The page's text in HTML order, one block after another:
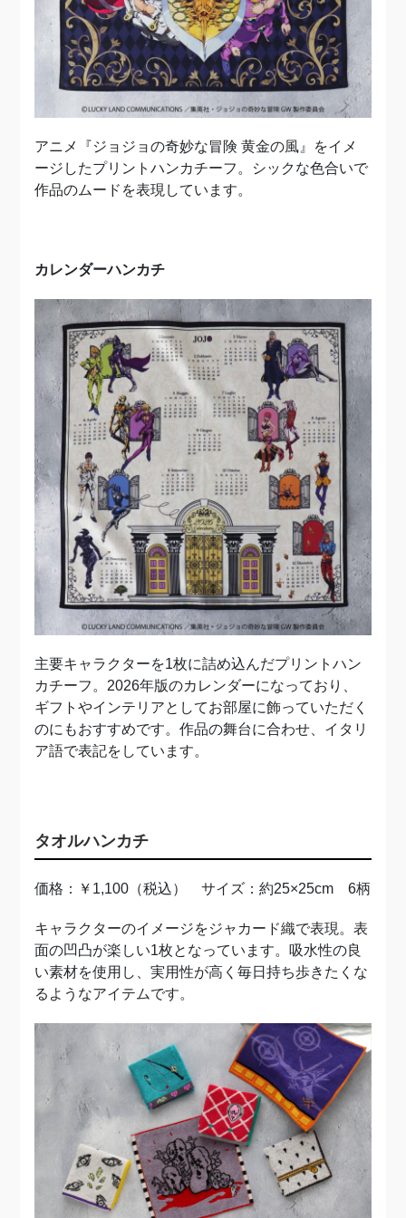
アニメ『ジョジョの奇妙な冒険 黄金の風』をイメ
ージしたプリントハンカチーフ。シックな色合いで
作品のムードを表現しています。
カレンダーハンカチ
主要キャラクターを1枚に詰め込んだプリントハン
カチーフ。2026年版のカレンダーになっており、
ギフトやインテリアとしてお部屋に飾っていただく
のにもおすすめです。作品の舞台に合わせ、イタリ
ア語で表記をしています。
タオルハンカチ
価格：￥1,100（税込） サイズ：約25×25cm 6柄
キャラクターのイメージをジャカード織で表現。表
面の凹凸が楽しい1枚となっています。吸水性の良
い素材を使用し、実用性が高く毎日持ち歩きたくな
るようなアイテムです。